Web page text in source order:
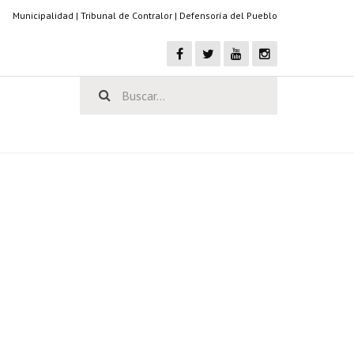
Municipalidad | Tribunal de Contralor | Defensoría del Pueblo